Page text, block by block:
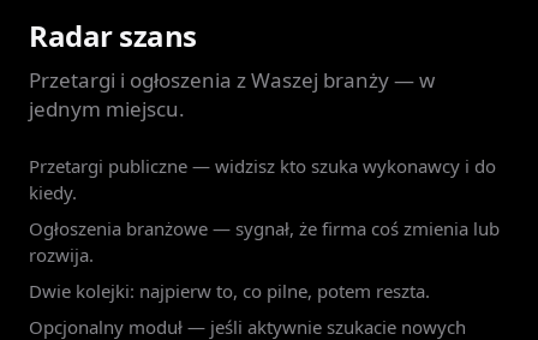
Radar szans
Przetargi i ogłoszenia z Waszej branży — w
jednym miejscu.
Przetargi publiczne — widzisz kto szuka wykonawcy i do
kiedy.
Ogłoszenia branżowe — sygnał, że firma coś zmienia lub
rozwija.
Dwie kolejki: najpierw to, co pilne, potem reszta.
Opcjonalny moduł — jeśli aktywnie szukacie nowych